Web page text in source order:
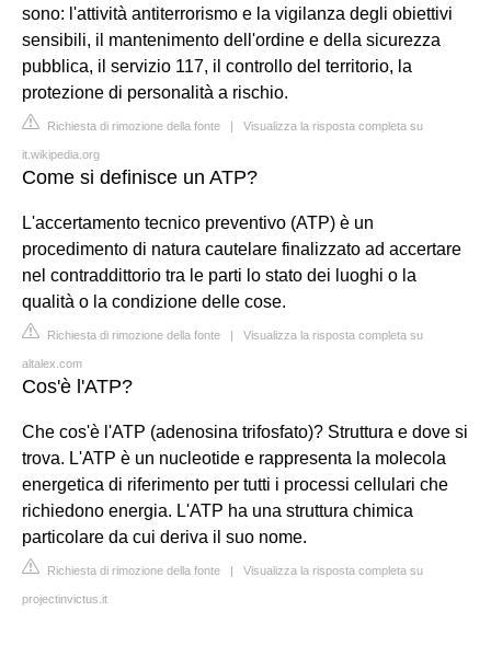
sono: l'attività antiterrorismo e la vigilanza degli obiettivi
sensibili, il mantenimento dell'ordine e della sicurezza
pubblica, il servizio 117, il controllo del territorio, la
protezione di personalità a rischio.
Richiesta di rimozione della fonte | Visualizza la risposta completa su
it.wikipedia.org
Come si definisce un ATP?
L'accertamento tecnico preventivo (ATP) è un
procedimento di natura cautelare finalizzato ad accertare
nel contraddittorio tra le parti lo stato dei luoghi o la
qualità o la condizione delle cose.
Richiesta di rimozione della fonte | Visualizza la risposta completa su
altalex.com
Cos'è l'ATP?
Che cos'è l'ATP (adenosina trifosfato)? Struttura e dove si
trova. L'ATP è un nucleotide e rappresenta la molecola
energetica di riferimento per tutti i processi cellulari che
richiedono energia. L'ATP ha una struttura chimica
particolare da cui deriva il suo nome.
Richiesta di rimozione della fonte | Visualizza la risposta completa su
projectinvictus.it